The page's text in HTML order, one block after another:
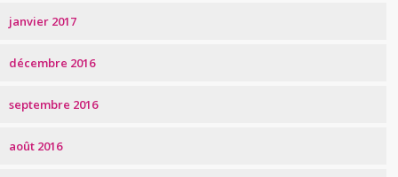
janvier 2017
décembre 2016
septembre 2016
août 2016